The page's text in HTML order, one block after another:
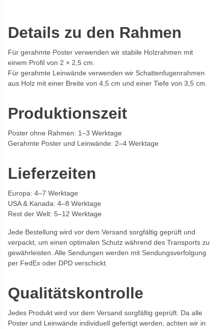
Details zu den Rahmen
Für gerahmte Poster verwenden wir stabile Holzrahmen mit
einem Profil von 2 × 2,5 cm.
Für gerahmte Leinwände verwenden wir Schattenfugenrahmen
aus Holz mit einer Breite von 4,5 cm und einer Tiefe von 3,5 cm.
Produktionszeit
Poster ohne Rahmen: 1–3 Werktage
Gerahmte Poster und Leinwände: 2–4 Werktage
Lieferzeiten
Europa: 4–7 Werktage
USA & Kanada: 4–8 Werktage
Rest der Welt: 5–12 Werktage
Jede Bestellung wird vor dem Versand sorgfältig geprüft und
verpackt, um einen optimalen Schutz während des Transports zu
gewährleisten. Alle Sendungen werden mit Sendungsverfolgung
per FedEx oder DPD verschickt.
Qualitätskontrolle
Jedes Produkt wird vor dem Versand sorgfältig geprüft. Da alle
Poster und Leinwände individuell gefertigt werden, achten wir in